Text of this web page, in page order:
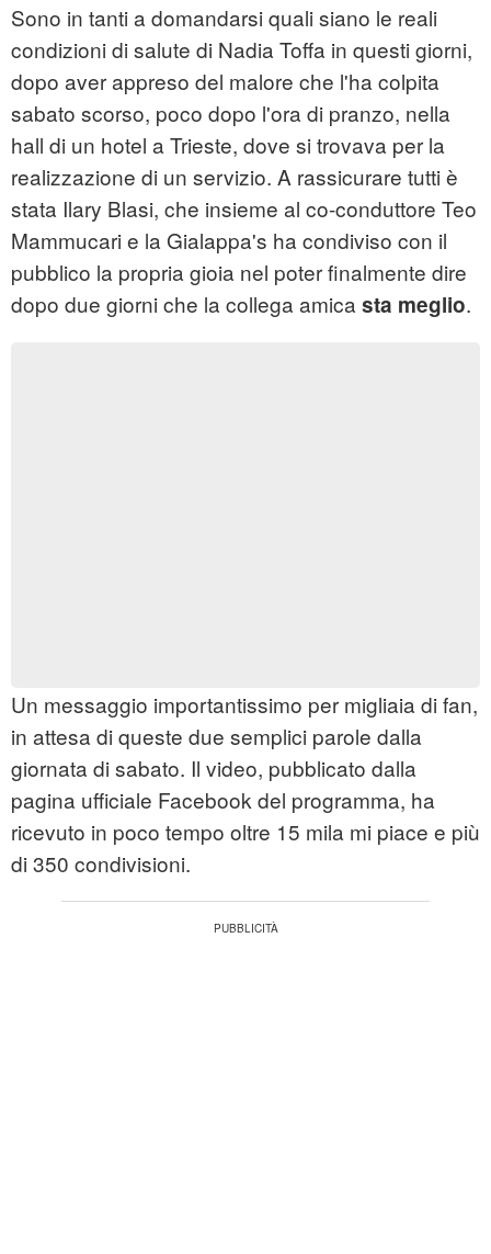
Sono in tanti a domandarsi quali siano le reali
condizioni di salute di Nadia Toffa in questi giorni,
dopo aver appreso del malore che l'ha colpita
sabato scorso, poco dopo l'ora di pranzo, nella
hall di un hotel a Trieste, dove si trovava per la
realizzazione di un servizio. A rassicurare tutti è
stata Ilary Blasi, che insieme al co-conduttore Teo
Mammucari e la Gialappa's ha condiviso con il
pubblico la propria gioia nel poter finalmente dire
dopo due giorni che la collega amica sta meglio.
Un messaggio importantissimo per migliaia di fan,
in attesa di queste due semplici parole dalla
giornata di sabato. Il video, pubblicato dalla
pagina ufficiale Facebook del programma, ha
ricevuto in poco tempo oltre 15 mila mi piace e più
di 350 condivisioni.